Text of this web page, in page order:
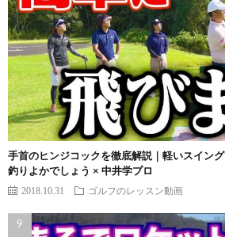
手首のヒンジコックを徹底解説｜軽いスイング
釣りよかでしょう × 中井学プロ
2018.10.31 ゴルフのレッスン動画